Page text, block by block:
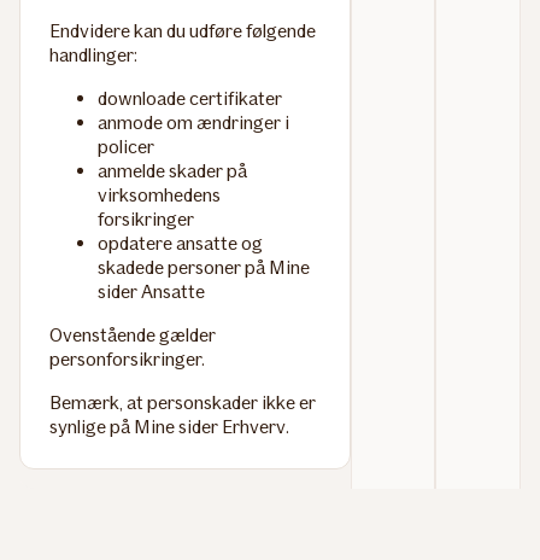
Endvidere kan du udføre følgende
handlinger:
downloade certifikater
anmode om ændringer i
policer
anmelde skader på
virksomhedens
forsikringer
opdatere ansatte og
skadede personer på Mine
sider Ansatte
Ovenstående gælder
personforsikringer.
Bemærk, at personskader ikke er
synlige på Mine sider Erhverv.